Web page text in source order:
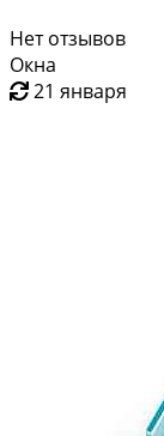
Нет отзывов
Окна
21 января